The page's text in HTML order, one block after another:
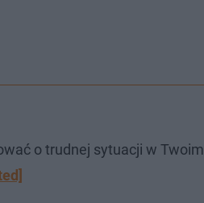
o trudnej sytuacji w Twoim